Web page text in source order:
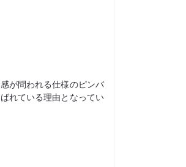
が問われる仕様のピンバ
れている理由となってい